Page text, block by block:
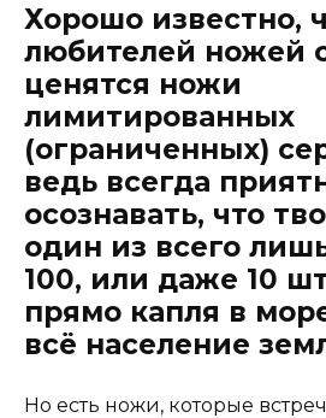
Хорошо известно,
любителей ножей
ценятся ножи
лимитированных
(ограниченных)
ведь всегда
осознавать, что
один из всего
100, или даже 10
прямо капля в
всё население
Но есть ножи, которые